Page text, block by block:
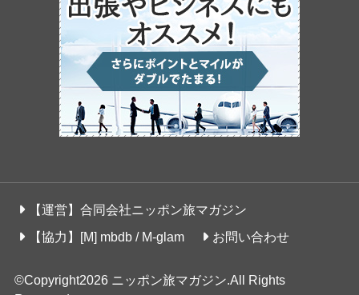
【運営】合同会社ニッポン旅マガジン
【協力】[M] mbdb / M-glam
お問い合わせ
©Copyright2026 ニッポン旅マガジン.All Rights